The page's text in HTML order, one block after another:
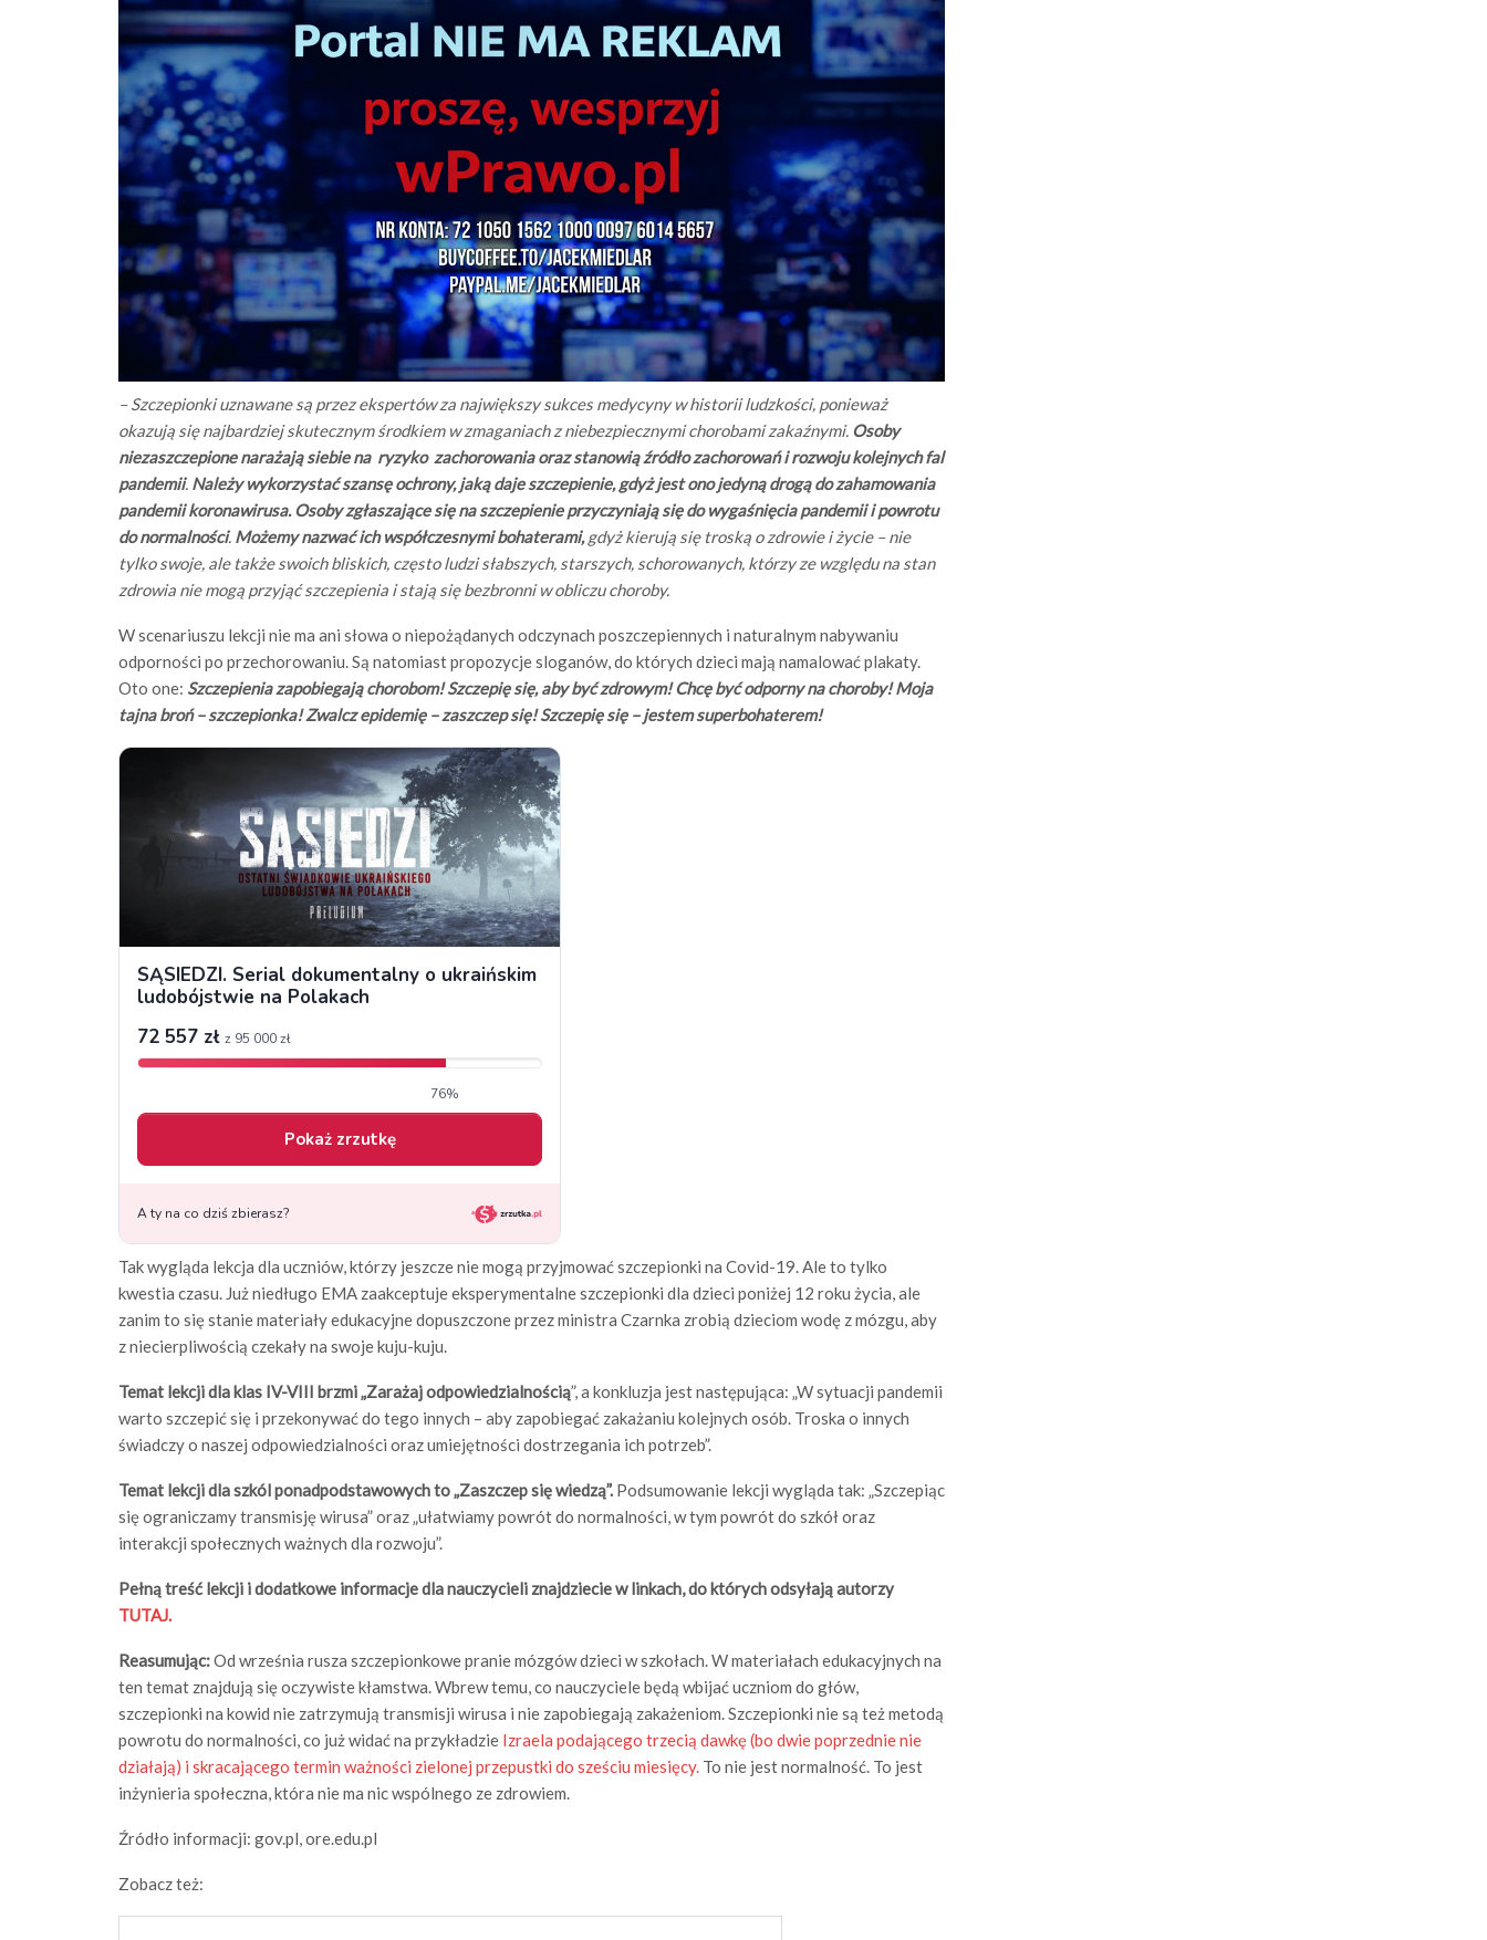
– Szczepionki uznawane są przez ekspertów za największy sukces medycyny w historii ludzkości, ponieważ
okazują się najbardziej skutecznym środkiem w zmaganiach z niebezpiecznymi chorobami zakaźnymi. Osoby
niezaszczepione narażają siebie na ryzyko zachorowania oraz stanowią źródło zachorowań i rozwoju kolejnych fal
pandemii. Należy wykorzystać szansę ochrony, jaką daje szczepienie, gdyż jest ono jedyną drogą do zahamowania
pandemii koronawirusa. Osoby zgłaszające się na szczepienie przyczyniają się do wygaśnięcia pandemii i powrotu
do normalności. Możemy nazwać ich współczesnymi bohaterami,gdyż kierują się troską o zdrowie i życie – nie
tylko swoje, ale także swoich bliskich, często ludzi słabszych, starszych, schorowanych, którzy ze względu na stan
zdrowia nie mogą przyjąć szczepienia i stają się bezbronni w obliczu choroby.
W scenariuszu lekcji nie ma ani słowa o niepożądanych odczynach poszczepiennych i naturalnym nabywaniu
odporności po przechorowaniu. Są natomiast propozycje sloganów, do których dzieci mają namalować plakaty.
Oto one: Szczepienia zapobiegają chorobom! Szczepię się, aby być zdrowym! Chcę być odporny na choroby! Moja
tajna broń – szczepionka! Zwalcz epidemię – zaszczep się! Szczepię się – jestem superbohaterem!
Tak wygląda lekcja dla uczniów, którzy jeszcze nie mogą przyjmować szczepionki na Covid-19. Ale to tylko
kwestia czasu. Już niedługo EMA zaakceptuje eksperymentalne szczepionki dla dzieci poniżej 12 roku życia, ale
zanim to się stanie materiały edukacyjne dopuszczone przez ministra Czarnka zrobią dzieciom wodę z mózgu, aby
z niecierpliwością czekały na swoje kuju-kuju.
Temat lekcji dla klas IV-VIII brzmi „Zarażaj odpowiedzialnością”, a konkluzja jest następująca: „W sytuacji pandemii
warto szczepić się i przekonywać do tego innych – aby zapobiegać zakażaniu kolejnych osób. Troska o innych
świadczy o naszej odpowiedzialności oraz umiejętności dostrzegania ich potrzeb”.
Temat lekcji dla szkól ponadpodstawowych to „Zaszczep się wiedzą”. Podsumowanie lekcji wygląda tak: „Szczepiąc
się ograniczamy transmisję wirusa” oraz „ułatwiamy powrót do normalności, w tym powrót do szkół oraz
interakcji społecznych ważnych dla rozwoju”.
Pełną treść lekcji i dodatkowe informacje dla nauczycieli znajdziecie w linkach, do których odsyłają autorzy
TUTAJ.
Reasumując:Od września rusza szczepionkowe pranie mózgów dzieci w szkołach. W materiałach edukacyjnych na
ten temat znajdują się oczywiste kłamstwa. Wbrew temu, co nauczyciele będą wbijać uczniom do głów,
szczepionki na kowid nie zatrzymują transmisji wirusa i nie zapobiegają zakażeniom. Szczepionki nie są też metodą
powrotu do normalności, co już widać na przykładzie Izraela podającego trzecią dawkę (bo dwie poprzednie nie
działają) i skracającego termin ważności zielonej przepustki do sześciu miesięcy. To nie jest normalność. To jest
inżynieria społeczna, która nie ma nic wspólnego ze zdrowiem.
Źródło informacji: gov.pl, ore.edu.pl
Zobacz też: